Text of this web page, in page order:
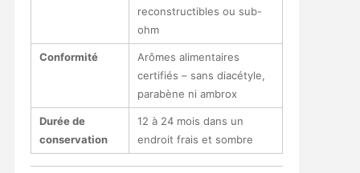
reconstructibles ou sub-
ohm
Conformité
Arômes alimentaires
certifiés – sans diacétyle,
parabène ni ambrox
Durée de
conservation
12 à 24 mois dans un
endroit frais et sombre